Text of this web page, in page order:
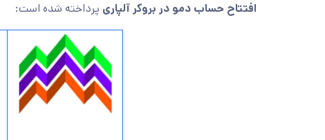
افتتاح حساب دمو در بروکر آلپاری پرداخته شده است: